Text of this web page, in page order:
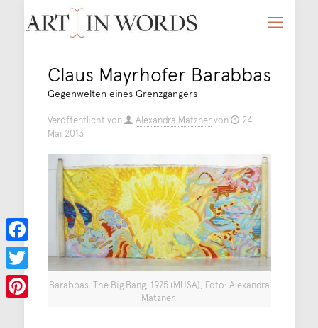
Claus Mayrhofer Barabbas
Gegenwelten eines Grenzgängers
Veröffentlicht von Alexandra Matznervon
24.
Mai 2013
Barabbas, The Big Bang, 1975 (MUSA), Foto: Alexandra
Matzner.
Facebook
Twitter